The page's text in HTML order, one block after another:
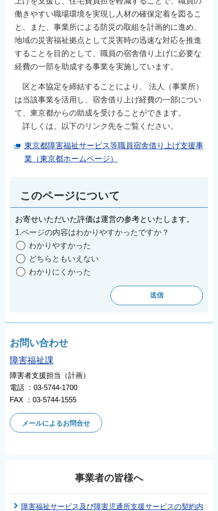
働きやすい職場環境を実現し人材の確保定着を図るこ
と、また、事業所による防災の取組を計画的に進め、
地域の災害福祉拠点として災害時の迅速な対応を推進
することを目的として、職員の宿舎借り上げに必要な
経費の一部を助成する事業を実施しています。
区と本協定を締結することにより、 法人（事業所）
は当該事業を活用し、宿舎借り上げ経費の一部につい
て、東京都からの助成を受けることができます。
詳しくは、以下のリンク先をご覧ください。
東京都障害福祉サービス等職員宿舎借り上げ支援事
業（東京都ホームページ）
このページについて
お寄せいただいた評価は運営の参考といたします。
1.ページの内容はわかりやすかったですか？
わかりやすかった
どちらともいえない
わかりにくかった
お問い合わせ
障害福祉課
障害者支援担当（計画）
電話 ：03-5744-1700
FAX ：03-5744-1555
メールによるお問合せ
事業者の皆様へ
障害福祉サービス及び障害児通所支援サービスの契約内